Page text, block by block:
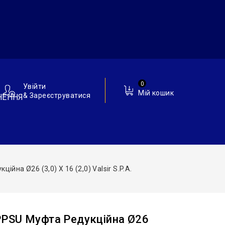
Мій кошик
0
Увійти
& Зареєструватися
Ø26 (3,0) Х 16 (2,0) Valsir S.p.A.
Муфта Редукційна Ø26